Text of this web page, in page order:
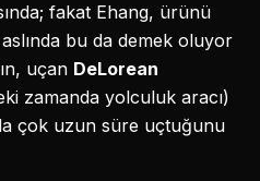
fakat Ehang, ürünü
bu da demek oluyor
uçan DeLorean
zamanda yolculuk aracı)
çok uzun süre uçtuğunu